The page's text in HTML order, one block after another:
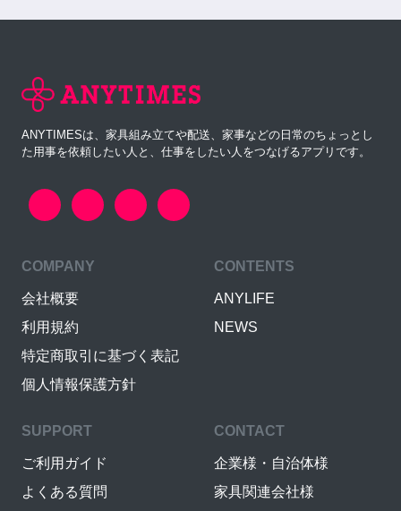
ANYTIMESは、家具組み立てや配送、家事などの日常のちょっとし
た用事を依頼したい人と、仕事をしたい人をつなげるアプリです。
COMPANY
会社概要
利用規約
特定商取引に基づく表記
個人情報保護方針
CONTENTS
ANYLIFE
NEWS
SUPPORT
ご利用ガイド
よくある質問
CONTACT
企業様・自治体様
家具関連会社様